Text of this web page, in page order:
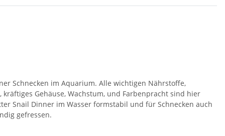
Schnecken im Aquarium. Alle wichtigen Nährstoffe,
Gehäuse, Wachstum, und Farbenpracht sind hier
Snail Dinner im Wasser formstabil und für Schnecken auch
gefressen.